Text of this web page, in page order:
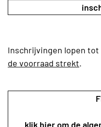
Inschrijvingen lopen tot
de voorraad strekt.
klik hier om de